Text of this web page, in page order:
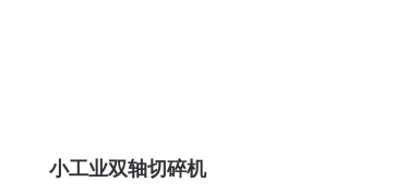
小工业双轴切碎机